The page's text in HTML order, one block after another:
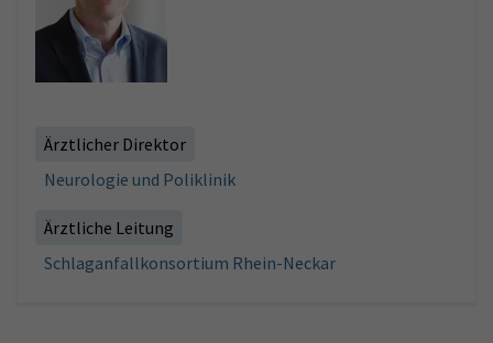
Ärztlicher Direktor
Neurologie und Poliklinik
Ärztliche Leitung
Schlaganfallkonsortium Rhein-Neckar